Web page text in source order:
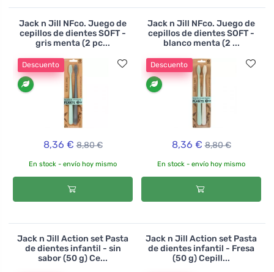
Jack n Jill NFco. Juego de
cepillos de dientes SOFT -
gris menta (2 pc...
Descuento
8,36 € 8,80 €
En stock - envío hoy mismo
Jack n Jill NFco. Juego de
cepillos de dientes SOFT -
blanco menta (2 ...
Descuento
8,36 € 8,80 €
En stock - envío hoy mismo
Jack n Jill Action set Pasta
de dientes infantil - sin
sabor (50 g) Ce...
Jack n Jill Action set Pasta
de dientes infantil - Fresa
(50 g) Cepill...